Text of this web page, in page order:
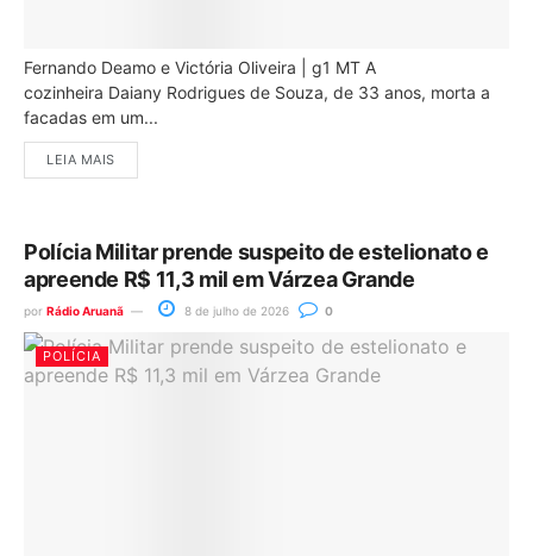
Fernando Deamo e Victória Oliveira | g1 MT A
cozinheira Daiany Rodrigues de Souza, de 33 anos, morta a
facadas em um...
LEIA MAIS
Polícia Militar prende suspeito de estelionato e
apreende R$ 11,3 mil em Várzea Grande
por Rádio Aruanã 8 de julho de 2026 0
POLÍCIA